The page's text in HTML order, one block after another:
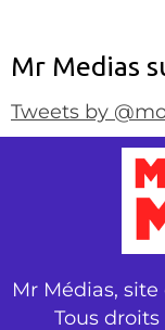
Mr Medias
Tweets by
Mr Médias,
Tous droits